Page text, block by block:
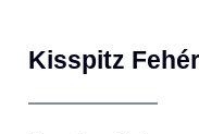
Kisspitz